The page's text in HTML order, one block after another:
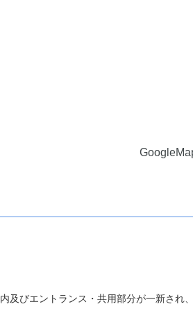
及びエントランス・共用部分が一新され